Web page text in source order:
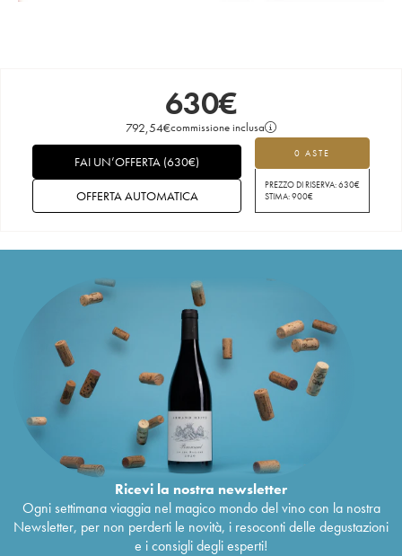
630€
792,54€commissione inclusa
0 ASTE
PREZZO DI RISERVA:630€
STIMA:900€
FAI UN’OFFERTA (630€)
OFFERTA AUTOMATICA
Ricevi la nostra newsletter
Ogni settimana viaggia nel magico mondo del vino con la nostra
Newsletter, per non perderti le novità, i resoconti delle degustazioni
e i consigli degli esperti!